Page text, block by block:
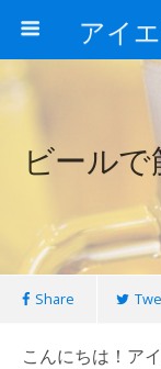
ビール
Share
こんにちは！ア